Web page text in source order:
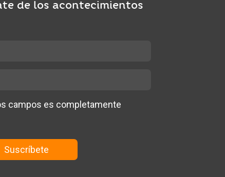
de los acontecimientos
campos es completamente